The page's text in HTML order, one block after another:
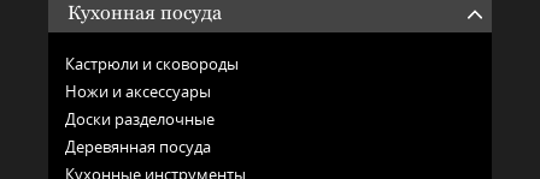
Кухонная посуда
Кастрюли и сковороды
Ножи и аксессуары
Доски разделочные
Деревянная посуда
Кухонные инструменты